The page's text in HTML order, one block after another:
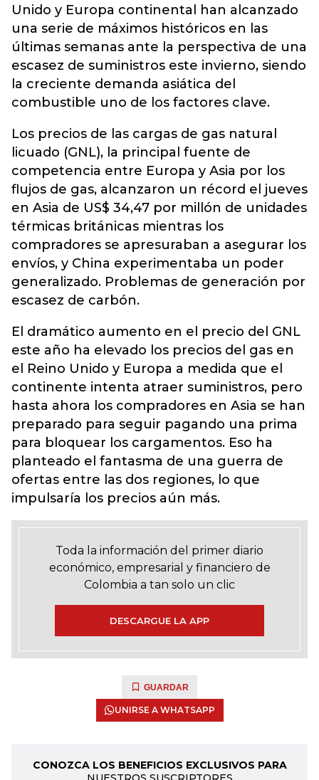
Unido y Europa continental han alcanzado
una serie de máximos históricos en las
últimas semanas ante la perspectiva de una
escasez de suministros este invierno, siendo
la creciente demanda asiática del
combustible uno de los factores clave.
Los precios de las cargas de gas natural
licuado (GNL), la principal fuente de
competencia entre Europa y Asia por los
flujos de gas, alcanzaron un récord el jueves
en Asia de US$ 34,47 por millón de unidades
térmicas británicas mientras los
compradores se apresuraban a asegurar los
envíos, y China experimentaba un poder
generalizado. Problemas de generación por
escasez de carbón.
El dramático aumento en el precio del GNL
este año ha elevado los precios del gas en
el Reino Unido y Europa a medida que el
continente intenta atraer suministros, pero
hasta ahora los compradores en Asia se han
preparado para seguir pagando una prima
para bloquear los cargamentos. Eso ha
planteado el fantasma de una guerra de
ofertas entre las dos regiones, lo que
impulsaría los precios aún más.
Toda la información del primer diario
económico, empresarial y financiero de
Colombia a tan solo un clic
DESCARGUE LA APP
GUARDAR
UNIRSE A WHATSAPP
CONOZCA LOS BENEFICIOS EXCLUSIVOS PARA